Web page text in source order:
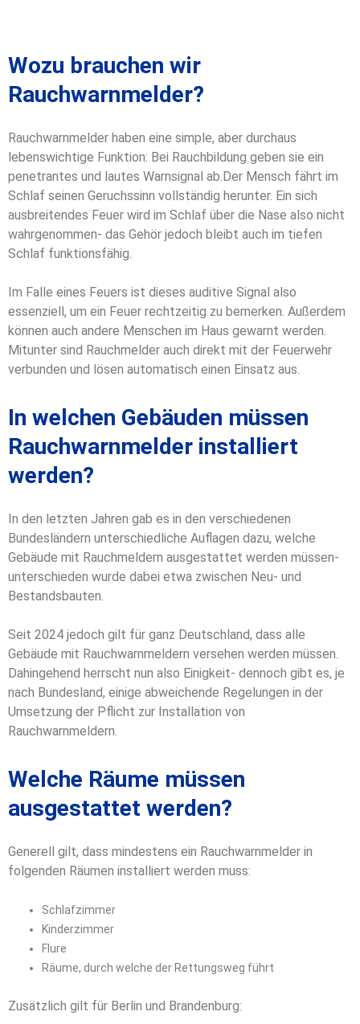
Wozu brauchen wir
Rauchwarnmelder?
Rauchwarnmelder haben eine simple, aber durchaus
lebenswichtige Funktion: Bei Rauchbildung geben sie ein
penetrantes und lautes Warnsignal ab. Der Mensch fährt im
Schlaf seinen Geruchssinn vollständig herunter. Ein sich
ausbreitendes Feuer wird im Schlaf über die Nase also nicht
wahrgenommen- das Gehör jedoch bleibt auch im tiefen
Schlaf funktionsfähig.
Im Falle eines Feuers ist dieses auditive Signal also
essenziell, um ein Feuer rechtzeitig zu bemerken. Außerdem
können auch andere Menschen im Haus gewarnt werden.
Mitunter sind Rauchmelder auch direkt mit der Feuerwehr
verbunden und lösen automatisch einen Einsatz aus.
In welchen Gebäuden müssen
Rauchwarnmelder installiert
werden?
In den letzten Jahren gab es in den verschiedenen
Bundesländern unterschiedliche Auflagen dazu, welche
Gebäude mit Rauchmeldern ausgestattet werden müssen-
unterschieden wurde dabei etwa zwischen Neu- und
Bestandsbauten.
Seit 2024 jedoch gilt für ganz Deutschland, dass alle
Gebäude mit Rauchwarnmeldern versehen werden müssen.
Dahingehend herrscht nun also Einigkeit- dennoch gibt es, je
nach Bundesland, einige abweichende Regelungen in der
Umsetzung der Pflicht zur Installation von
Rauchwarnmeldern.
Welche Räume müssen
ausgestattet werden?
Generell gilt, dass mindestens ein Rauchwarnmelder in
folgenden Räumen installiert werden muss:
Schlafzimmer
Kinderzimmer
Flure
Räume, durch welche der Rettungsweg führt
Zusätzlich gilt für Berlin und Brandenburg: